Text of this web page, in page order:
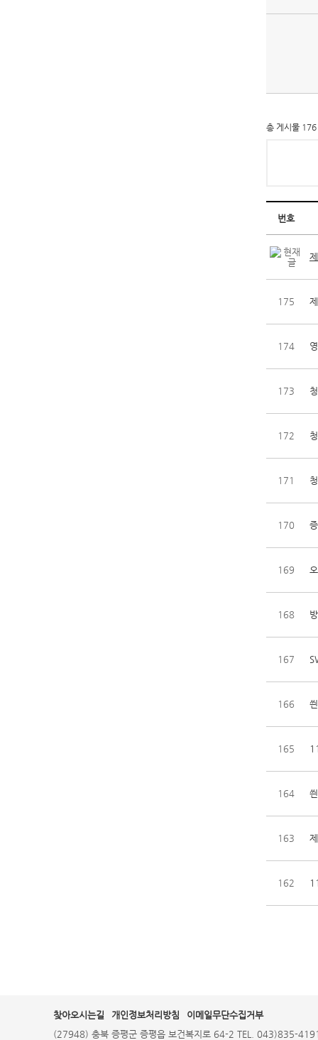
총 게시물
번호
175
174
173
172
171
170
169
168
167
166
165
164
163
162
찾아오시는길 개인정보처리방침
이메일무단수집거부
(27948) 충북 증평군 증평읍 보건복지로 64-2 TEL. 043)835-